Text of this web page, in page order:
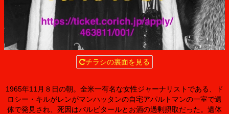
チラシの裏面を見る
1965年11月８日の朝。全米一有名な女性ジャーナリストである、ド
ロシー・キルがレンがマンハッタンの自宅アパルトマンの一室で遺
体で発見され、死因はバルビタールとお酒の過剰摂取だった。遺体